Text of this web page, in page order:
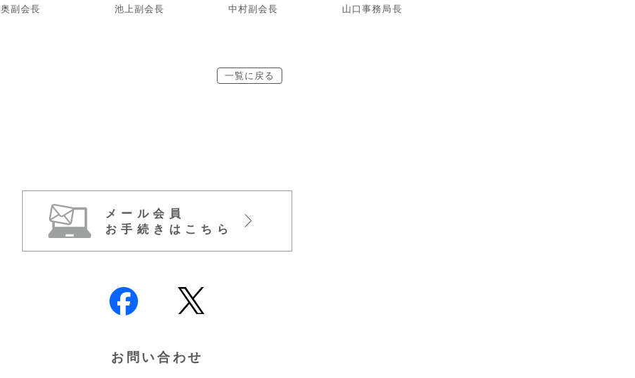
奥副会長 池上副会長 中村副会長 山口事務局長
一覧に戻る
メール会員
お手続きはこちら
お問い合わせ